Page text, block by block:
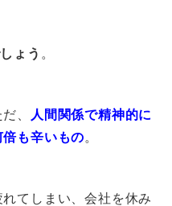
ょう 。
、
人間関係で精神的に
も辛いもの。
てしまい、会社を休み